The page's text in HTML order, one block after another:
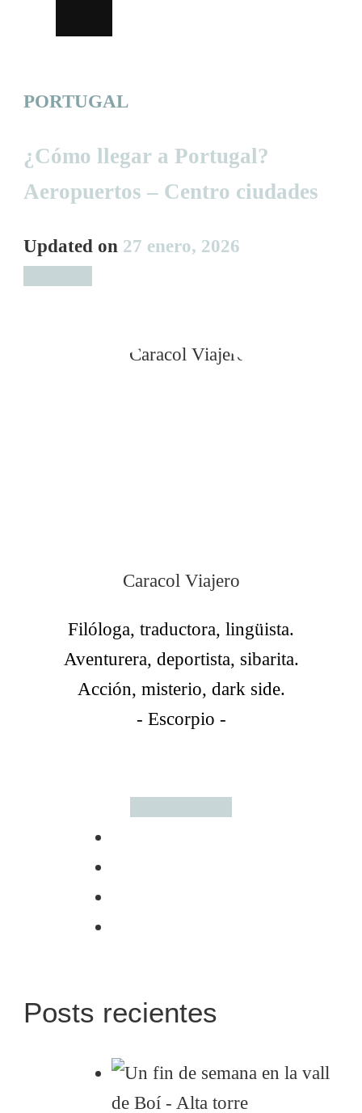
PORTUGAL
¿Cómo llegar a Portugal?
Aeropuertos – Centro ciudades
Updated on 27 enero, 2026
Caracol Viajero
Filóloga, traductora, lingüista.
Aventurera, deportista, sibarita.
Acción, misterio, dark side.
- Escorpio -
Posts recientes